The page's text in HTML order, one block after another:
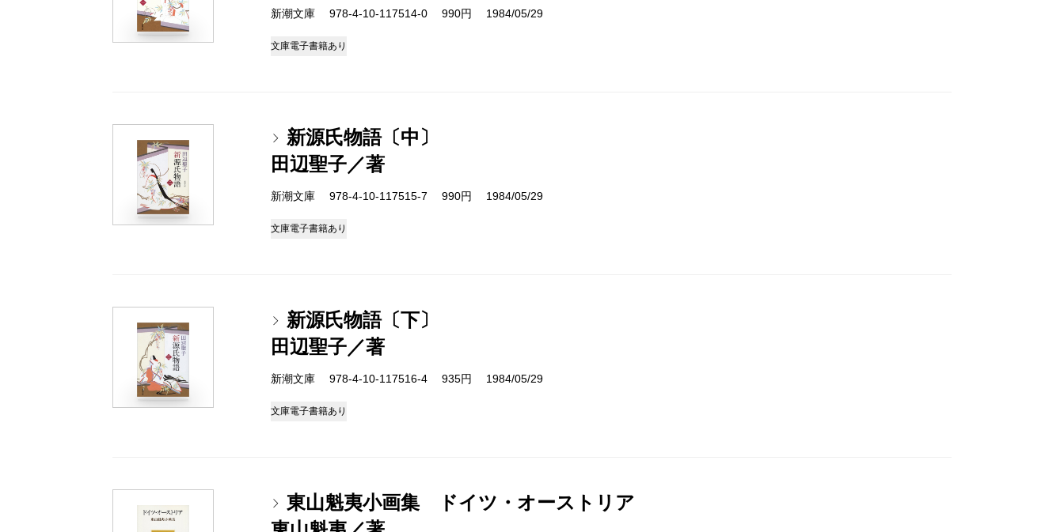
新潮文庫 978-4-10-117514-0 990円 1984/05/29
文庫電子書籍あり
新源氏物語〔中〕
田辺聖子／著
新潮文庫 978-4-10-117515-7 990円 1984/05/29
文庫電子書籍あり
新源氏物語〔下〕
田辺聖子／著
新潮文庫 978-4-10-117516-4 935円 1984/05/29
文庫電子書籍あり
東山魁夷小画集 ドイツ・オーストリア